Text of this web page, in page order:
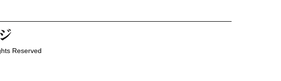
Reserved